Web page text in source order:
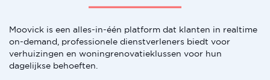
Moovick is een alles-in-één platform dat klanten in realtime
on-demand, professionele dienstverleners biedt voor
verhuizingen en woningrenovatieklussen voor hun
dagelijkse behoeften.